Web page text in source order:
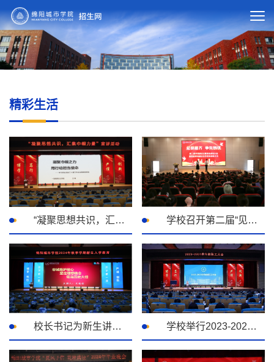
精彩生活
“凝聚思想共识，汇聚巾帼力量”主题宣讲活动成功举办 学校召开第二届“见贤思齐，争先创优”学风建设主题活动启动大会
校长书记为新生讲好第一课激发奋斗正能量 学校举行2023-2024学年教职工大会 ​